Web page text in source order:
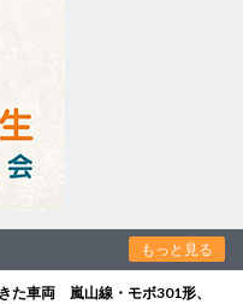
もっと見る
た車両 嵐山線・モボ301形、